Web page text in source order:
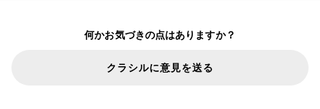
何かお気づきの点はありますか？
クラシルに意見を送る